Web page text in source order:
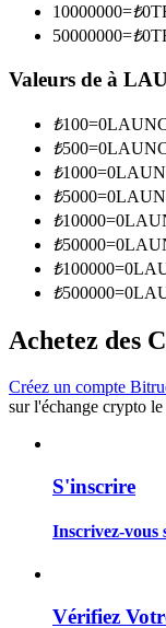
Profitez du
trading
Information
Analyse de
Guide
10000000=₺0
50000000=₺0
Valeurs de à
₺100=0
₺500=0
₺1000=0
₺5000=0
₺10000=0
₺50000=0
₺100000=0
₺500000=0
Achetez des
Créez un compte
sur l'échange crypto le
S'inscrire
Inscrivez-vous
Vérifiez